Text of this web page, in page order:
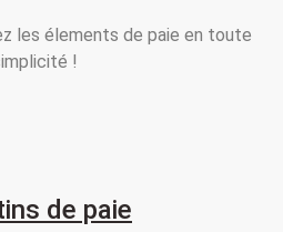
les élements de paie en toute
!
de paie